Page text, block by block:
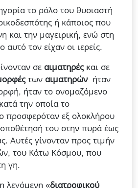
το ρόλο του θυσιαστή
ή κάποιος που
και την μαγειρική, ενώ στη
αυτό τον είχαν οι ιερείς.
σε αιματηρές και σε
των αιματηρών ήταν
ήταν το ονομαζόμενο
την οποία το
προσφερόταν εξ ολοκλήρου
του στην πυρά έως
Αυτές γίνονταν προς τιμήν
του Κάτω Κόσμου, που
γη.
λεγόμενη «διατροφικού